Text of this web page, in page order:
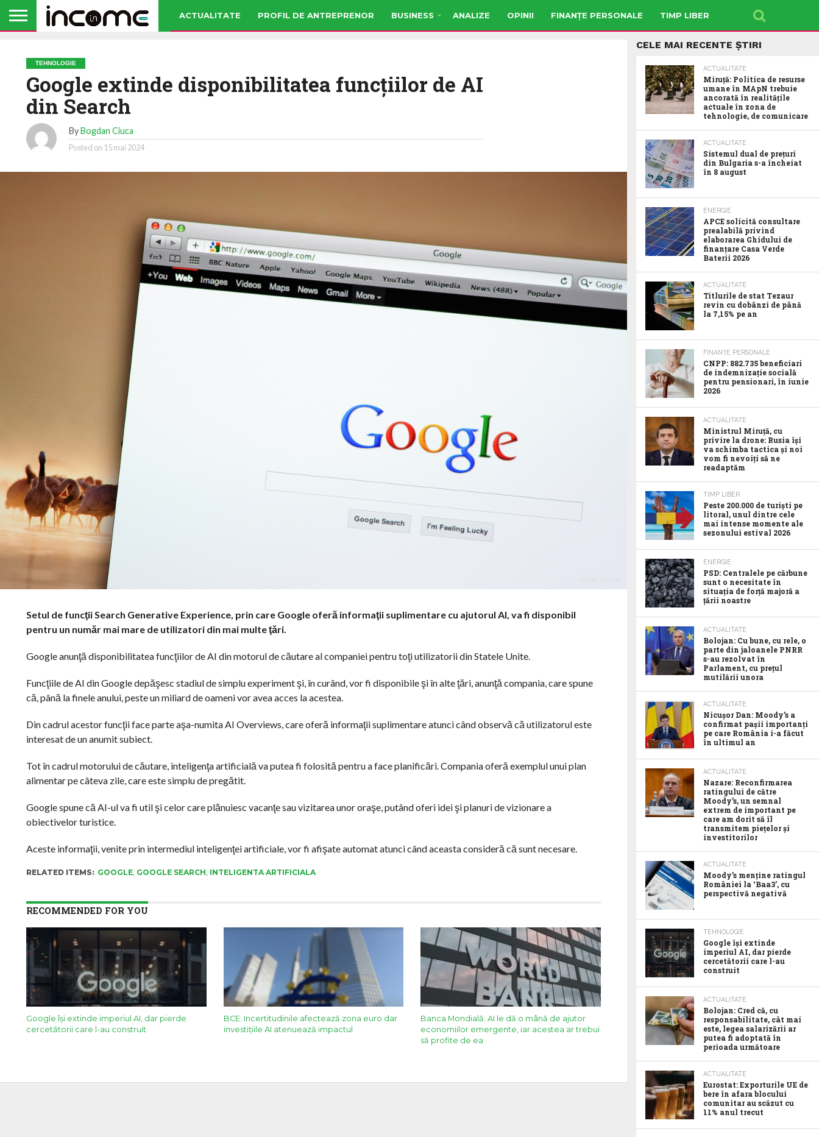
ACTUALITATE PROFIL DE ANTREPRENOR BUSINESS ANALIZE OPINII FINANȚE PERSONALE TIMP LIBER
TEHNOLOGIE
Google extinde disponibilitatea funcţiilor de AI
din Search
ByBogdan Ciuca
Posted on 15 mai 2024
Setul de funcţii Search Generative Experience, prin care Google oferă informaţii suplimentare cu ajutorul AI, va fi disponibil
pentru un număr mai mare de utilizatori din mai multe ţări.
Google anunţă disponibilitatea funcţiilor de AI din motorul de căutare al companiei pentru toţi utilizatorii din Statele Unite.
Funcţiile de AI din Google depăşesc stadiul de simplu experiment şi, în curând, vor fi disponibile şi în alte ţări, anunţă compania, care spune
că, până la finele anului, peste un miliard de oameni vor avea acces la acestea.
Din cadrul acestor funcţii face parte aşa-numita AI Overviews, care oferă informaţii suplimentare atunci când observă că utilizatorul este
interesat de un anumit subiect.
Tot în cadrul motorului de căutare, inteligenţa artificială va putea fi folosită pentru a face planificări. Compania oferă exemplul unui plan
alimentar pe câteva zile, care este simplu de pregătit.
Google spune că AI-ul va fi util şi celor care plănuiesc vacanţe sau vizitarea unor oraşe, putând oferi idei şi planuri de vizionare a
obiectivelor turistice.
Aceste informaţii, venite prin intermediul inteligenţei artificiale, vor fi afişate automat atunci când aceasta consideră că sunt necesare.
RELATED ITEMS: GOOGLE, GOOGLE SEARCH INTELIGENTA ARTIFICIALA
RECOMMENDED FOR YOU
Google îşi extinde imperiul AI, dar pierde
cercetătorii care l-au construit
BCE: Incertitudinile afectează zona euro dar
investițiile AI atenuează impactul
Banca Mondială: AI le dă o mână de ajutor
economiilor emergente, iar acestea ar trebui
să profite de ea
CELE MAI RECENTE ȘTIRI
ACTUALITATE
Miruță: Politica de resurse
umane în MApN trebuie
ancorată în realitățile
actuale în zona de
tehnologie, de comunicare
ACTUALITATE
Sistemul dual de prețuri
din Bulgaria s-a încheiat
în 8 august
ENERGIE
APCE solicită consultare
prealabilă privind
elaborarea Ghidului de
finanțare Casa Verde
Baterii 2026
ACTUALITATE
Titlurile de stat Tezaur
revin cu dobânzi de până
la 7,15% pe an
FINANȚE PERSONALE
CNPP: 882.735 beneficiari
de indemnizație socială
pentru pensionari, în iunie
2026
ACTUALITATE
Ministrul Miruță, cu
privire la drone: Rusia își
va schimba tactica și noi
vom fi nevoiți să ne
readaptăm
TIMP LIBER
Peste 200.000 de turiști pe
litoral, unul dintre cele
mai intense momente ale
sezonului estival 2026
ENERGIE
PSD: Centralele pe cărbune
sunt o necesitate în
situația de forță majoră a
țării noastre
ACTUALITATE
Bolojan: Cu bune, cu rele, o
parte din jaloanele PNRR
s-au rezolvat în
Parlament, cu prețul
mutilării unora
ACTUALITATE
Nicușor Dan: Moody’s a
confirmat pașii importanți
pe care România i-a făcut
în ultimul an
ACTUALITATE
Nazare: Reconfirmarea
ratingului de către
Moody’s, un semnal
extrem de important pe
care am dorit să îl
transmitem piețelor și
investitorilor
ACTUALITATE
Moody’s menține ratingul
României la ‘Baa3’, cu
perspectivă negativă
TEHNOLOGIE
Google îşi extinde
imperiul AI, dar pierde
cercetătorii care l-au
construit
ACTUALITATE
Bolojan: Cred că, cu
responsabilitate, cât mai
este, legea salarizării ar
putea fi adoptată în
perioada următoare
ACTUALITATE
Eurostat: Exporturile UE de
bere în afara blocului
comunitar au scăzut cu
11% anul trecut